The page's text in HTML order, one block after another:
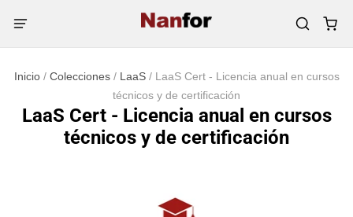
Inicio / Colecciones / LaaS / LaaS Cert - Licencia anual en cursos
técnicos y de certificación
LaaS Cert - Licencia anual en cursos
técnicos y de certificación